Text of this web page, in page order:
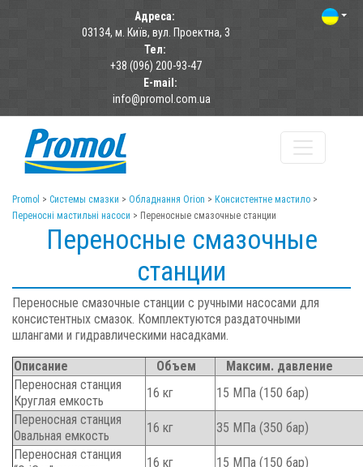
Адреса:
03134, м. Київ, вул. Проектна, 3
Тел:
+38 (096) 200-93-47
E-mail:
info@promol.com.ua
Promol > Системы смазки > Обладнання Orion > Консистентне мастило >
Переносні мастильні насоси > Переносные смазочные станции
Переносные смазочные
станции
Переносные смазочные станции с ручными насосами для
консистентных смазок. Комплектуются раздаточными
шлангами и гидравлическими насадками.
Описание
Объем
Максим. давление
Переносная станция
Круглая емкость
16 кг
15 MПa (150 бар)
Переносная станция
Овальная емкость
16 кг
35 MПa (350 бар)
Переносная станция
16 кг 15 MПa (150 бар)